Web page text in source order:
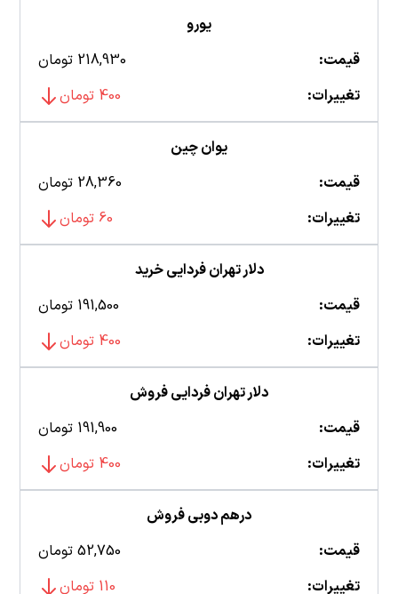
یورو
قیمت:
218,930 تومان
تغییرات:
400 تومان
یوان چین
قیمت:
28,360 تومان
تغییرات:
60 تومان
دلار تهران فردایی خرید
قیمت:
191,500 تومان
تغییرات:
400 تومان
دلار تهران فردایی فروش
قیمت:
191,900 تومان
تغییرات:
400 تومان
درهم دوبی فروش
قیمت:
52,750 تومان
تغییرات:
110 تومان